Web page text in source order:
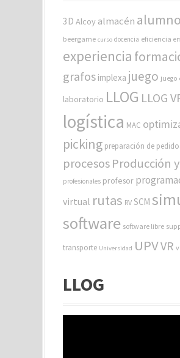
r
s
3D Alcoy almacén
beergame curso docencia eficiencia
experiencia
grafos implexa juego juego
laboratorio LLOG LLOG
logística MAC
picking preparación de
procesosProducción
profesionales profesor
virtual rutas RV SCM
software software libre
transporte Universidad UPVVR
LLOG